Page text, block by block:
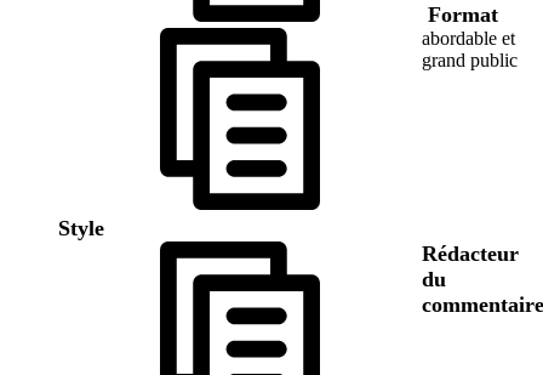
Format
Style
abordable et
grand public
Rédacteur
du
commentaire